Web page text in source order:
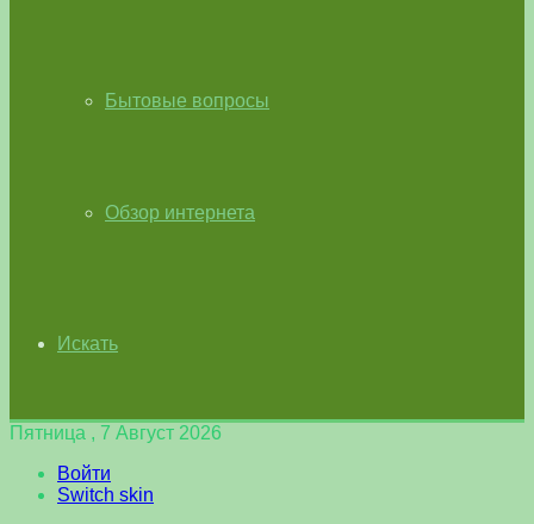
Бытовые вопросы
Обзор интернета
Искать
Пятница , 7 Август 2026
Войти
Switch skin